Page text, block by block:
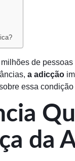
de pessoas
a adicção
essa
da